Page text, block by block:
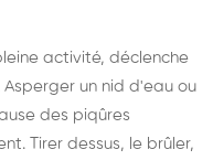
activité, déclenche
un nid d'eau ou
des piqûres
Tirer dessus, le brûler,